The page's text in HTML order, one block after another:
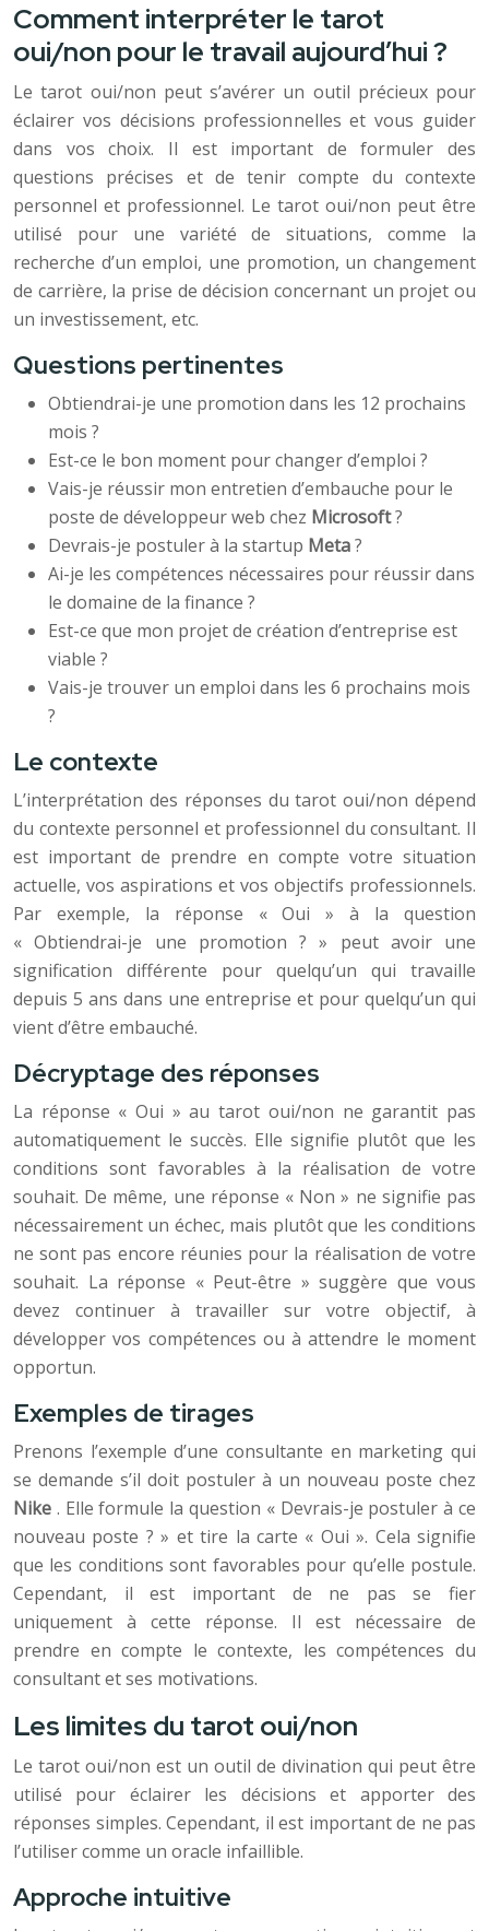
Comment interpréter le tarot
oui/non pour le travail aujourd’hui ?
Le tarot oui/non peut s’avérer un outil précieux pour
éclairer vos décisions professionnelles et vous guider
dans vos choix. Il est important de formuler des
questions précises et de tenir compte du contexte
personnel et professionnel. Le tarot oui/non peut être
utilisé pour une variété de situations, comme la
recherche d’un emploi, une promotion, un changement
de carrière, la prise de décision concernant un projet ou
un investissement, etc.
Questions pertinentes
Obtiendrai-je une promotion dans les 12 prochains
mois ?
Est-ce le bon moment pour changer d’emploi ?
Vais-je réussir mon entretien d’embauche pour le
poste de développeur web chez Microsoft?
Devrais-je postuler à la startup Meta?
Ai-je les compétences nécessaires pour réussir dans
le domaine de la finance ?
Est-ce que mon projet de création d’entreprise est
viable ?
Vais-je trouver un emploi dans les 6 prochains mois
?
Le contexte
L’interprétation des réponses du tarot oui/non dépend
du contexte personnel et professionnel du consultant. Il
est important de prendre en compte votre situation
actuelle, vos aspirations et vos objectifs professionnels.
Par exemple, la réponse « Oui » à la question
« Obtiendrai-je une promotion ? » peut avoir une
signification différente pour quelqu’un qui travaille
depuis 5 ans dans une entreprise et pour quelqu’un qui
vient d’être embauché.
Décryptage des réponses
La réponse « Oui » au tarot oui/non ne garantit pas
automatiquement le succès. Elle signifie plutôt que les
conditions sont favorables à la réalisation de votre
souhait. De même, une réponse « Non » ne signifie pas
nécessairement un échec, mais plutôt que les conditions
ne sont pas encore réunies pour la réalisation de votre
souhait. La réponse « Peut-être » suggère que vous
devez continuer à travailler sur votre objectif, à
développer vos compétences ou à attendre le moment
opportun.
Exemples de tirages
Prenons l’exemple d’une consultante en marketing qui
se demande s’il doit postuler à un nouveau poste chez
Nike . Elle formule la question « Devrais-je postuler à ce
nouveau poste ? » et tire la carte « Oui ». Cela signifie
que les conditions sont favorables pour qu’elle postule.
Cependant, il est important de ne pas se fier
uniquement à cette réponse. Il est nécessaire de
prendre en compte le contexte, les compétences du
consultant et ses motivations.
Les limites du tarot oui/non
Le tarot oui/non est un outil de divination qui peut être
utilisé pour éclairer les décisions et apporter des
réponses simples. Cependant, il est important de ne pas
l’utiliser comme un oracle infaillible.
Approche intuitive